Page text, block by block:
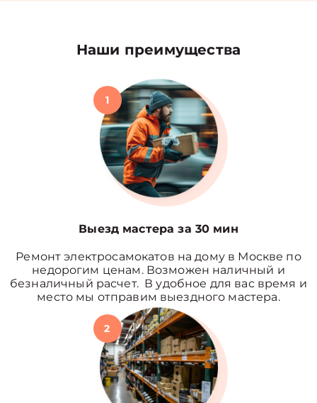
Наши преимущества
1
Выезд мастера за 30 мин
Ремонт электросамокатов на дому в Москве по
недорогим ценам. Возможен наличный и
безналичный расчет. В удобное для вас время и
место мы отправим выездного мастера.
2